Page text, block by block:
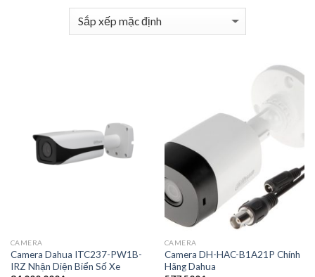
CAMERA
Camera Dahua ITC237-PW1B-
IRZ Nhận Diện Biển Số Xe
CAMERA
Camera DH-HAC-B1A21P Chính
Hãng Dahua